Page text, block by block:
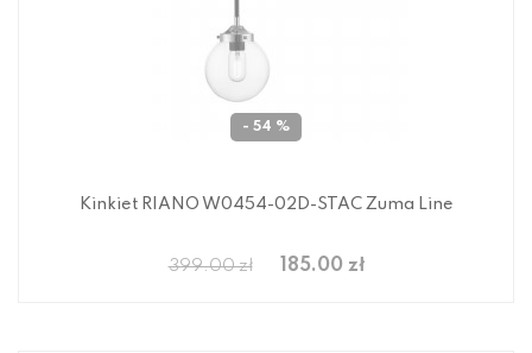
- 54 %
Kinkiet RIANO W0454-02D-STAC Zuma Line
399.00 zł 185.00 zł